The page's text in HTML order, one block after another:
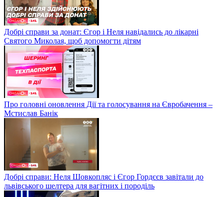
Добрі справи за донат: Єгор і Неля навідались до лікарні
Святого Миколая, щоб допомогти дітям
Про головні оновлення Дії та голосування на Євробачення –
Мстислав Банік
Добрі справи: Неля Шовкопляс і Єгор Гордєєв завітали до
львівського шелтера для вагітних і породіль